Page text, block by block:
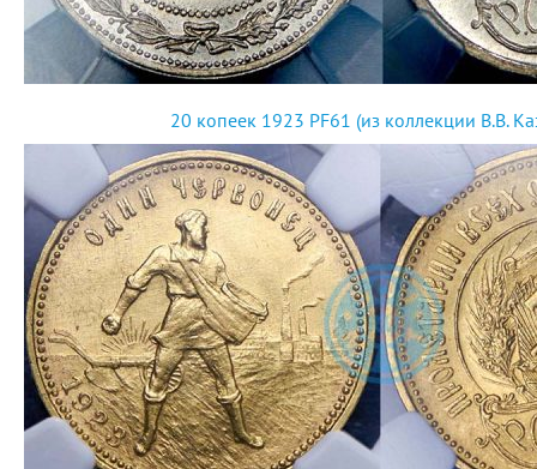
20 копеек 1923 PF61 (из коллекции В.В.